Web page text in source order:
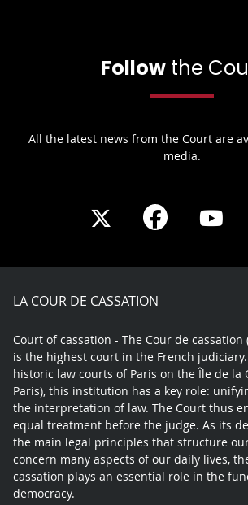
Follow the
All the latest news from the Court are
media.
Share
X
Share
Facebook
LA COUR DE CASSATION
Court of cassation - The Cour de cassation
is the highest court in the French
historic law courts of Paris on the Île de la
Paris), this institution has a key role:
the interpretation of law. The Court thus
equal treatment before the judge. As its
the main legal principles that structure
concern many aspects of our daily lives,
cassation plays an essential role in the
democracy.